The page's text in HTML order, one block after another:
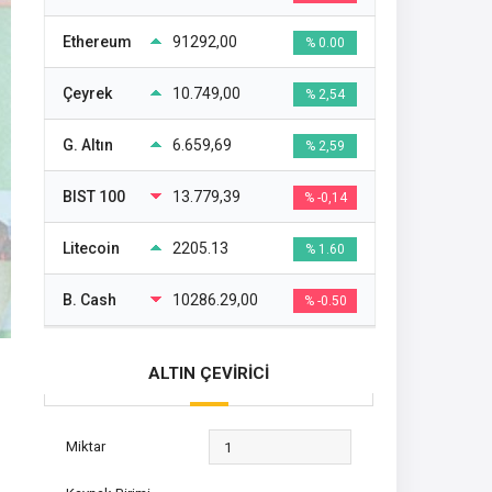
Ethereum 91292,00 % 0.00
Çeyrek 10.749,00 % 2,54
G. Altın 6.659,69 % 2,59
BIST 100 13.779,39 % -0,14
Litecoin 2205.13 % 1.60
B. Cash 10286.29,00 % -0.50
ALTIN ÇEVİRİCİ
Miktar